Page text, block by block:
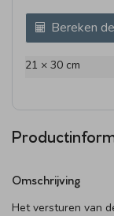
Bereken
21 × 30 cm
Omschrijving
Het versturen van